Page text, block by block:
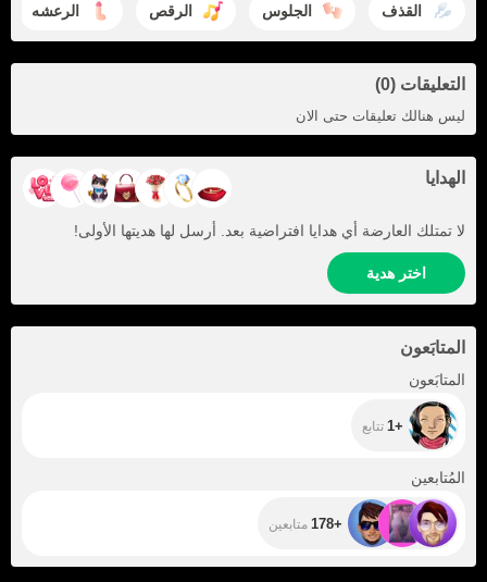
القذف الجلوس الرقص الرعشه
التعليقات (0)
ليس هنالك تعليقات حتى الان
الهدايا
لا تمتلك العارضة أي هدايا افتراضية بعد. أرسل لها هديتها الأولى!
اختر هدية
المتابَعون
المتابَعون
+1 تتابع
المُتابعين
+178 متابعين